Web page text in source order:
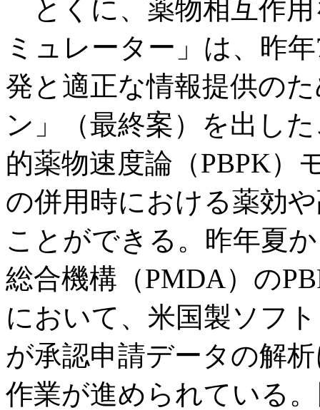
とくに、薬物相互作
ミュレーター」は、昨
発と適正な情報提供の
ン」（最終案）を出し
的薬物速度論（PBPK）
の併用時における薬効
ことができる。昨年夏
総合機構（PMDA）の
において、米国製ソフ
が承認申請データの解
作業が進められている